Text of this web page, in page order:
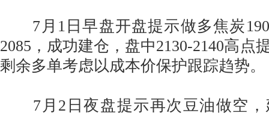
7月1日早盘开盘提示做多焦炭
2085，成功建仓，盘中2130-2140高点
剩余多单考虑以成本价保护跟踪趋势。
7月2日夜盘提示再次豆油做空，